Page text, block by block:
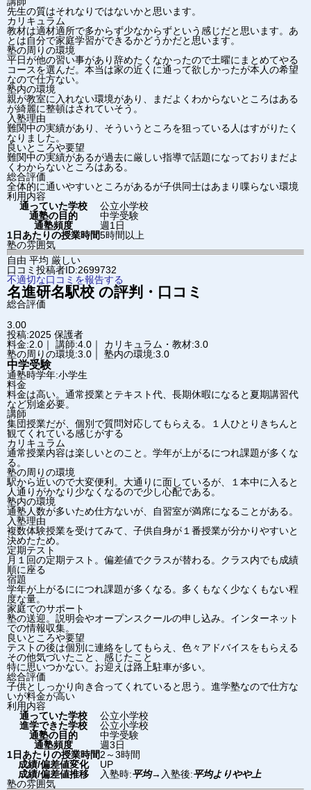
先生の質はそれなりではないかと思います。
カリキュラム
教材は適材適所で多からず少なからずという感じだと思います。あ
とは自分で家庭学習ができるかどうかだと思います。
塾の周りの環境
平日が他の習い事があり辞めたくなかったので土曜にまとめてやる
コースを選んだ。本当は家の近くに通って欲しかったが本人の希望
なので仕方ない。
塾内の環境
親が教室に入れない環境があり、まだよくわからないところはある
が綺麗に整頓はされていそう。
入塾理由
難関中の実績があり、そういうところを狙っている人はすがりたく
なりました。
良いところや要望
難関中の実績があるが過去に厳しい指導で話題になっておりまだよ
くわからないところはある。
総合評価
全体的に通いやすいところがあるが子供同士はあまり喋らない環境
利用内容
通っていた学校
公立小学校
通塾の目的
中学受験
通塾頻度
週1日
1日あたりの授業時間5時間以上
塾の雰囲気
自由 平均 厳しい
口コミ投稿者ID:2699732
不適切な口コミを報告する
名進研名駅校 の評判・口コミ
総合評価
3.00
投稿:2025 保護者
料金:2.0｜ 講師:4.0｜ カリキュラム・教材:3.0
塾の周りの環境:3.0｜ 塾内の環境:3.0
中学受験
通塾時学年:小学生
料金
料金は高い。通常授業とテキスト代、長期休暇になると夏期講習代
など別途必要。
講師
集団授業だが、個別で質問対応してもらえる。１人ひとりきちんと
観てくれている感じがする
カリキュラム
通常授業内容は楽しいとのこと。学年が上がるにつれ課題が多くな
る。
塾の周りの環境
駅から近いので大変便利。大通りに面しているが、１本中に入ると
人通りがかなり少なくなるので少し心配である。
塾内の環境
通塾人数が多いため仕方ないが、自習室が満席になることがある。
入塾理由
複数体験授業を受けてみて、子供自身が１番授業が分かりやすいと
決めたため。
定期テスト
月１回の定期テスト。偏差値でクラスが替わる。クラス内でも成績
順に座る
宿題
学年が上がるににつれ課題が多くなる。多くもなく少なくもない程
度な量。
家庭でのサポート
塾の送迎。説明会やオープンスクールの申し込み。インターネット
での情報収集。
良いところや要望
テストの後は個別に連絡をしてもらえ、色々アドバイスをもらえる
その他気づいたこと、感じたこと
特に思いつかない。お迎えは路上駐車が多い。
総合評価
子供としっかり向き合ってくれていると思う。進学塾なので仕方な
いが料金が高い
利用内容
通っていた学校
公立小学校
進学できた学校
公立小学校
通塾の目的
中学受験
通塾頻度
週3日
1日あたりの授業時間2～3時間
成績/偏差値変化
UP
成績/偏差値推移
入塾時:平均→ 入塾後:平均よりやや上
塾の雰囲気